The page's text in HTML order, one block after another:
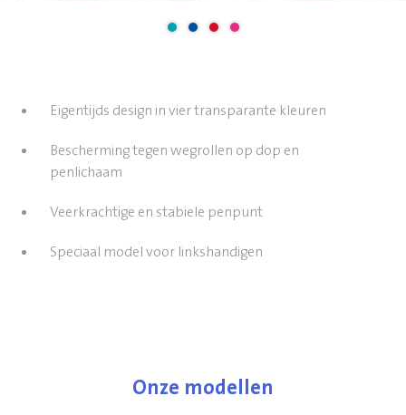
Eigentijds design in vier transparante kleuren
Bescherming tegen wegrollen op dop en
penlichaam
Veerkrachtige en stabiele penpunt
Speciaal model voor linkshandigen
Onze modellen